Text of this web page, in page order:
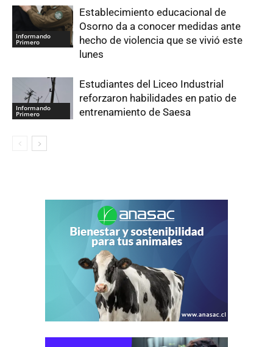
Informando
Primero
Establecimiento educacional de
Osorno da a conocer medidas ante
hecho de violencia que se vivió este
lunes
Informando
Primero
Estudiantes del Liceo Industrial
reforzaron habilidades en patio de
entrenamiento de Saesa